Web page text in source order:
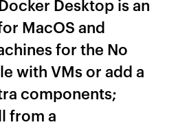
Desktop is an
MacOS and
for the No
with VMs or add a
components;
from a